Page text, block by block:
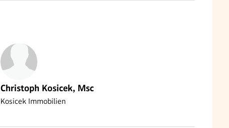
Christoph Kosicek, Msc
Kosicek Immobilien